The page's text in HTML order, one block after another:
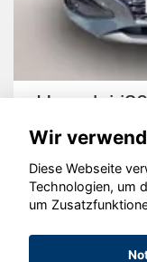
Hyundai i30
©
Wir
Diese Webseite
Technologien, um
um